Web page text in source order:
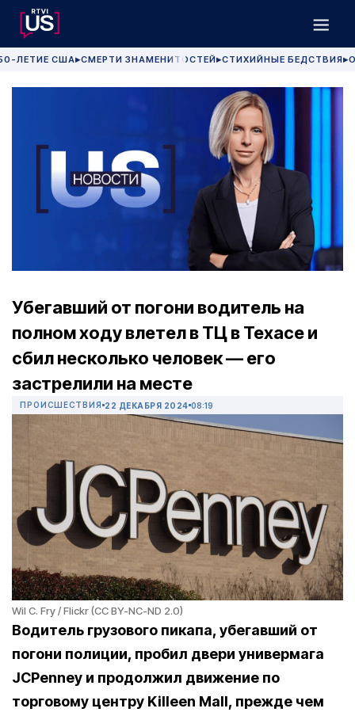
ЛЕТИЕ США▶СМЕРТИ ЗНАМЕНИТОСТЕЙ▶СТИХИЙНЫЕ БЕДСТВИЯ▶
Убегавший от погони водитель на
полном ходу влетел в ТЦ в Техасе и
сбил несколько человек — его
застрелили на месте
ПРОИСШЕСТВИЯ 22 ДЕКАБРЯ 2024 08:19
Wil C. Fry / Flickr (CC BY-NC-ND 2.0)
Водитель грузового пикапа, убегавший от
погони полиции, пробил двери универмага
JCPenney и продолжил движение по
торговому центру Killeen Mall, прежде чем